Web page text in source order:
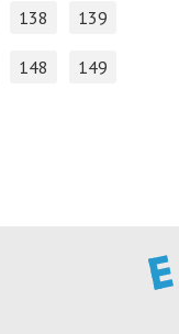
138 139
148 149